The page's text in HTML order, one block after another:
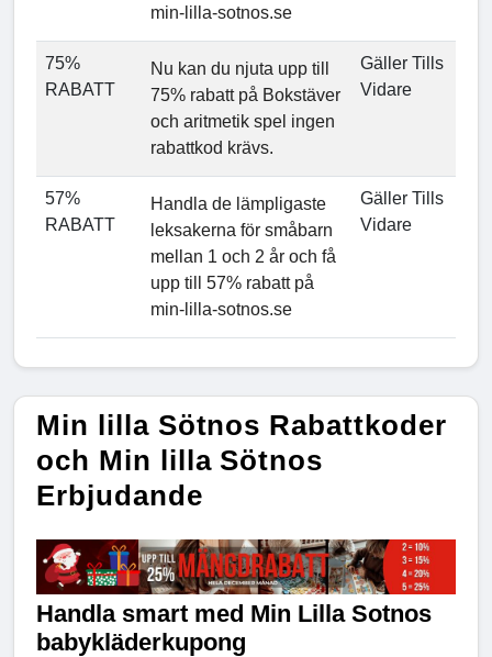
min-lilla-sotnos.se
75%
RABATT
Nu kan du njuta upp till
75% rabatt på Bokstäver
och aritmetik spel ingen
rabattkod krävs.
Gäller Tills
Vidare
57%
RABATT
Handla de lämpligaste
leksakerna för småbarn
mellan 1 och 2 år och få
upp till 57% rabatt på
min-lilla-sotnos.se
Gäller Tills
Vidare
Min lilla Sötnos Rabattkoder
och Min lilla Sötnos
Erbjudande
Handla smart med Min Lilla Sotnos
babykläderkupong